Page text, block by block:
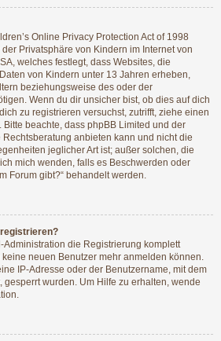
Online Privacy Protection Act of 1998
Privatsphäre von Kindern im Internet von
welches festlegt, dass Websites, die
von Kindern unter 13 Jahren erheben,
beziehungsweise des oder der
Wenn du dir unsicher bist, ob dies auf dich
zu registrieren versuchst, zutrifft, ziehe einen
beachte, dass phpBB Limited und der
anbieten kann und nicht die
jeglicher Art ist; außer solchen, die
mich wenden, falls es Beschwerden oder
Forum gibt?“ behandelt werden.
Administration die Registrierung komplett
neuen Benutzer mehr anmelden können.
IP-Adresse oder der Benutzername, mit dem
gesperrt wurden. Um Hilfe zu erhalten, wende